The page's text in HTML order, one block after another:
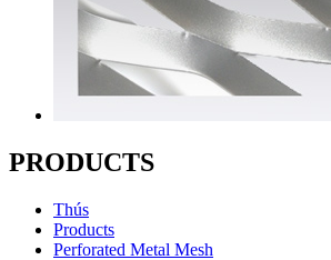
PRODUCTS
Thús
Products
Perforated Metal Mesh